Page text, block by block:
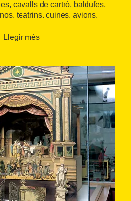
cavalls de cartró, baldufes,
teatrins, cuines, avions,
entre moltes altres
manera han tingut relació
la zona: els germans Anna Maria
amic Federico García Lorca,
i Fabre, Joan Brossa, Quim
i Antich... i fins i tot el bisbe
de documentació
i de
i les joguines, l’auditori
del Museu, un espai per a
Una forma interessant i
la pròpia infantesa i la
ens precediren.
Llegir més